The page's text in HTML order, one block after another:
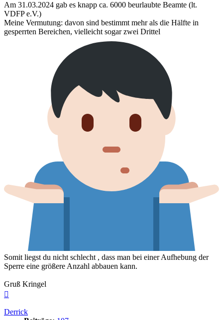
Am 31.03.2024 gab es knapp ca. 6000 beurlaubte Beamte (lt.
VDFP e.V.)
Meine Vermutung: davon sind bestimmt mehr als die Hälfte in
gesperrten Bereichen, vielleicht sogar zwei Drittel
Somit liegst du nicht schlecht , dass man bei einer Aufhebung der
Sperre eine größere Anzahl abbauen kann.
Gruß Kringel
Derrick